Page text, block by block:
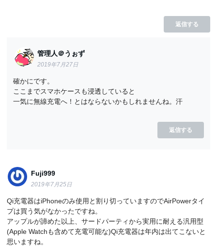
返信する
管理人＠うぉず
2019年7月27日
確かにです。
ここまでスマホケースも浸透していると
一気に無線充電へ！とはならないかもしれませんね。汗
返信する
Fuji999
2019年7月25日
Qi充電器はiPhoneのみ使用と割り切っていますのでAirPowerタイ
プは買う気がなかったですね。
アップルが諦めた以上、サードパーティから実用に耐える汎用型
(Apple Watchも含めて充電可能な)Qi充電器は年内は出てこないと
思いますね。